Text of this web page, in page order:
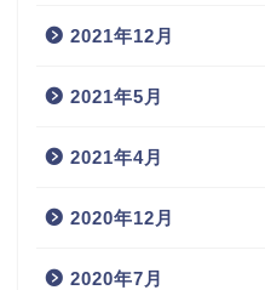
2021年12月
2021年5月
2021年4月
2020年12月
2020年7月